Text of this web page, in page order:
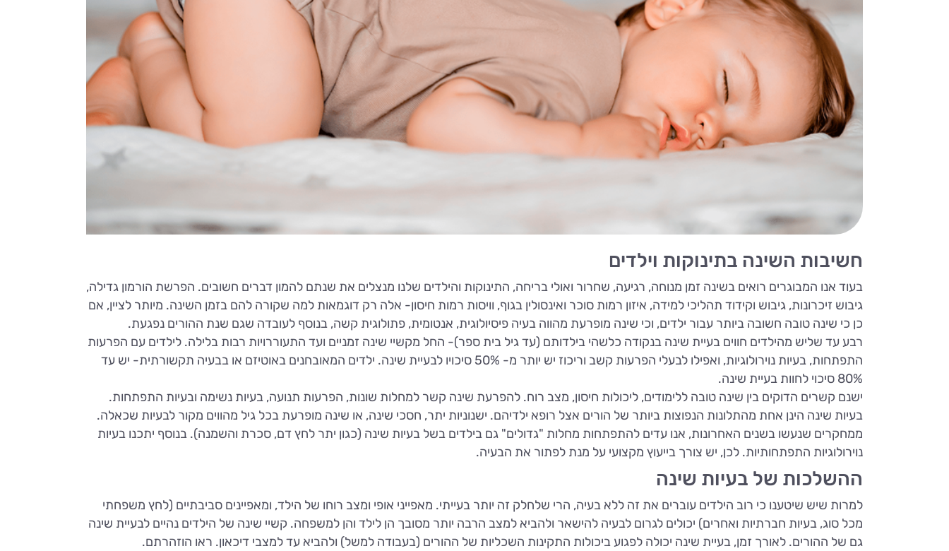
חשיבות השינה בתינוקות וילדים
בעוד אנו המבוגרים רואים בשינה זמן מנוחה, רגיעה, שחרור ואולי בריחה, התינוקות והילדים שלנו מנצלים את שנתם להמון דברים חשובים. הפרשת הורמון גדילה,
גיבוש זיכרונות, גיבוש וקידוד תהליכי למידה, איזון רמות סוכר ואינסולין בגוף, וויסות רמות חיסון- אלה רק דוגמאות למה שקורה להם בזמן השינה. מיותר לציין, אם
כן כי שינה טובה חשובה ביותר עבור ילדים, וכי שינה מופרעת מהווה בעיה פיסיולוגית, אנטומית, פתולוגית קשה, בנוסף לעובדה שגם שנת ההורים נפגעת.
רבע עד שליש מהילדים חווים בעיית שינה בנקודה כלשהי בילדותם (עד גיל בית ספר)- החל מקשיי שינה זמניים ועד התעוררויות רבות בלילה. לילדים עם הפרעות
התפתחות, בעיות נוירולוגיות, ואפילו לבעלי הפרעות קשב וריכוז יש יותר מ- 50% סיכויו לבעיית שינה. ילדים המאובחנים באוטיזם או בבעיה תקשורתית- יש עד
80% סיכוי לחוות בעיית שינה.
ישנם קשרים הדוקים בין שינה טובה ללימודים, ליכולות חיסון, מצב רוח. להפרעת שינה קשר למחלות שונות, הפרעות תנועה, בעיות נשימה ובעיות התפתחות.
בעיות שינה הינן אחת מהתלונות הנפוצות ביותר של הורים אצל רופא ילדיהם. ישנוניות יתר, חסכי שינה, או שינה מופרעת בכל גיל מהווים מקור לבעיות שכאלה.
ממחקרים שנעשו בשנים האחרונות, אנו עדים להתפתחות מחלות "גדולים" גם בילדים בשל בעיות שינה (כגון יתר לחץ דם, סכרת והשמנה). בנוסף יתכנו בעיות
נוירולוגיות התפתחותיות. לכן, יש צורך בייעוץ מקצועי על מנת לפתור את הבעיה.
ההשלכות של בעיות שינה
למרות שיש שיטענו כי רוב הילדים עוברים את זה ללא בעיה, הרי שלחלק זה יותר בעייתי. מאפייני אופי ומצב רוחו של הילד, ומאפיינים סביבתיים (לחץ משפחתי
מכל סוג, בעיות חברתיות ואחרים) יכולים לגרום לבעיה להישאר ולהביא למצב הרבה יותר מסובך הן לילד והן למשפחה. קשיי שינה של הילדים נהיים לבעיית שינה
גם של ההורים. לאורך זמן, בעיית שינה יכולה לפגוע ביכולות התקינות השכליות של ההורים (בעבודה למשל) ולהביא עד למצבי דיכאון. ראו הוזהרתם.